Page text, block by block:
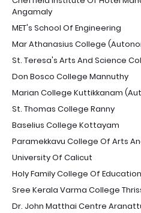
Angamaly
MET's School Of Engineering
Mar Athanasius College
St. Teresa's Arts And Science
Don Bosco College Mannuthy
Marian College Kuttikkanam
St. Thomas College Ranny
Baselius College Kottayam
Paramekkavu College Of Arts
University Of Calicut
Holy Family College Of
Sree Kerala Varma College
Dr. John Matthai Centre